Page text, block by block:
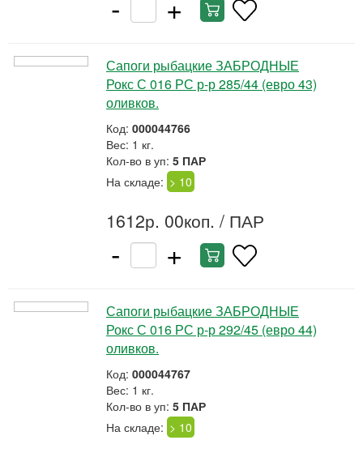
Сапоги рыбацкие ЗАБРОДНЫЕ
Рокс С 016 РС р-р 285/44 (евро 43)
оливков.
Код: 000044766
Вес: 1 кг.
Кол-во в уп: 5 ПАР
На складе: > 10
1612р. 00коп. / ПАР
- +
Сапоги рыбацкие ЗАБРОДНЫЕ
Рокс С 016 РС р-р 292/45 (евро 44)
оливков.
Код: 000044767
Вес: 1 кг.
Кол-во в уп: 5 ПАР
На складе: > 10